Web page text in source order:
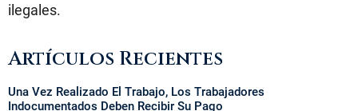
ilegales.
Artículos Recientes
Una Vez Realizado El Trabajo, Los Trabajadores
Indocumentados Deben Recibir Su Pago